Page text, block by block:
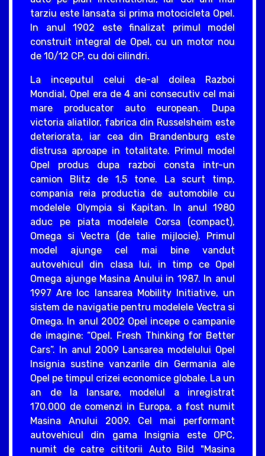
tarziu este lansata si prima motocicleta Opel.
In anul 1902 este finalizat primul model
construit integral de Opel, cu un motor nou
de 10/12 CP, cu doi cilindri.
La inceputul celui de-al doilea Razboi
Mondial, Opel era de 4 ani consecutiv cel mai
mare producator auto european. Dupa
victoria aliatilor, fabrica din Russelsheim este
deteriorata, iar cea din Brandenburg este
distrusa aproape in totalitate. Primul model
Opel produs dupa razboi consta intr-un
camion Blitz de 1,5 tone. La scurt timp,
compania reia productia de automobile cu
modelele Olympia si Kapitan. In anul 1980
aduc pe piata modelele Corsa (compact),
Omega si Vectra (de talie mijlocie). Primul
model ajunge cel mai bine vandut
autovehicul din clasa lui, in timp ce Opel
Omega ajunge Masina Anului in 1987. In anul
1997 Are loc lansarea Mobility Initiative, un
sistem de navigatie pentru modelele Vectra si
Omega. In anul 2002 Opel incepe o campanie
de imagine: “Opel. Fresh Thinking for Better
Cars”. In anul 2009 Lansarea modelului Opel
Insignia sustine vanzarile din Germania ale
Opel pe timpul crizei economice globale. La un
an de la lansare, modelul a inregistrat
170.000 de comenzi in Europa, a fost numit
Masina Anului 2009. Cel mai performant
autovehicul din gama Insignia este OPC,
numit de catre cititorii Auto Bild "Masina